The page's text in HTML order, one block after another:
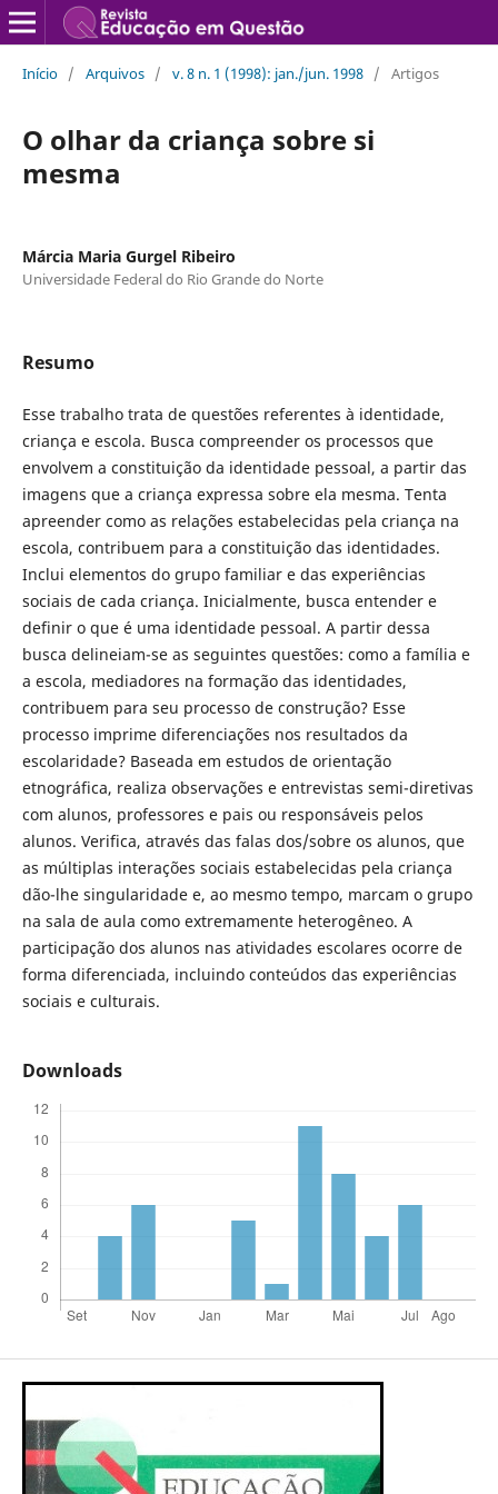
Início / Arquivos / v. 8 n. 1 (1998): jan./jun. 1998 / Artigos
O olhar da criança sobre si
mesma
Márcia Maria Gurgel Ribeiro
Universidade Federal do Rio Grande do Norte
Resumo
Esse trabalho trata de questões referentes à identidade,
criança e escola. Busca compreender os processos que
envolvem a constituição da identidade pessoal, a partir das
imagens que a criança expressa sobre ela mesma. Tenta
apreender como as relações estabelecidas pela criança na
escola, contribuem para a constituição das identidades.
Inclui elementos do grupo familiar e das experiências
sociais de cada criança. Inicialmente, busca entender e
definir o que é uma identidade pessoal. A partir dessa
busca delineiam-se as seguintes questões: como a família e
a escola, mediadores na formação das identidades,
contribuem para seu processo de construção? Esse
processo imprime diferenciações nos resultados da
escolaridade? Baseada em estudos de orientação
etnográfica, realiza observações e entrevistas semi-diretivas
com alunos, professores e pais ou responsáveis pelos
alunos. Verifica, através das falas dos/sobre os alunos, que
as múltiplas interações sociais estabelecidas pela criança
dão-lhe singularidade e, ao mesmo tempo, marcam o grupo
na sala de aula como extremamente heterogêneo. A
participação dos alunos nas atividades escolares ocorre de
forma diferenciada, incluindo conteúdos das experiências
sociais e culturais.
Downloads